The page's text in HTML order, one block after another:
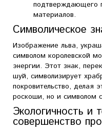
подтверждающего
материалов.
Символическое
Изображение льва,
символом королевской
энергии. Этот знак,
шуй, символизирует
покровительство, делая
роскоши, но и символом
Экологичность и
совершенство